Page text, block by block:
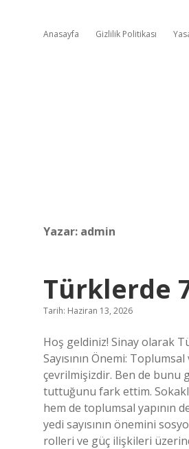
Anasayfa Gizlilik Politikası
Yazar: admin
Türklerde
Tarih: Haziran 13, 2026
Hoş geldiniz! Sinay olarak
Sayısının Önemi:
çevrilmişizdir. Ben de bunu
tuttuğunu fark ettim.
hem de toplumsal yapının
yedi sayısının önemini
rolleri ve güç ilişkileri